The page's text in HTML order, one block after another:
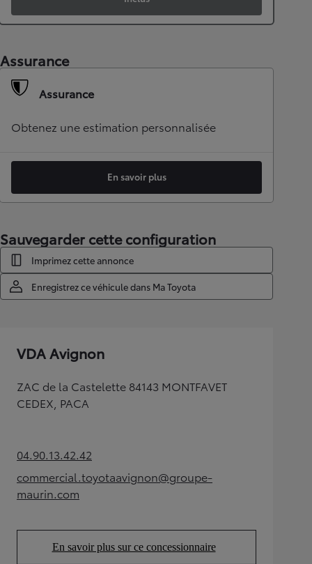
Assurance
Assurance
Obtenez une estimation personnalisée
En savoir plus
Sauvegarder cette configuration
Imprimez cette annonce
Enregistrez ce véhicule dans Ma Toyota
VDA Avignon
ZAC de la Castelette 84143 MONTFAVET
CEDEX, PACA
04.90.13.42.42(Opens in new tab)
commercial.toyotaavignon@groupe-
maurin.com
En savoir plus sur ce concessionnaire
(Opens in new tab)